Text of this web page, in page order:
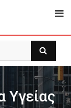
Υγείας